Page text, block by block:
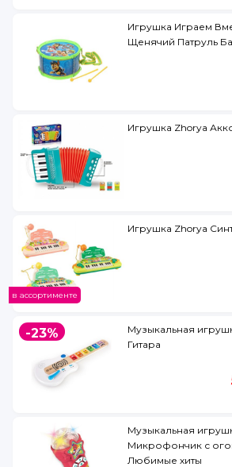
Игрушка Играем
Щенячий Патруль
Игрушка Zhorya
в ассортименте
Игрушка Zhorya
-23%
Музыкальная
Гитара
Музыкальная
Микрофончик с
Любимые хиты